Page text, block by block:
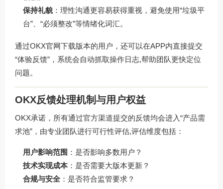
保持礼貌：理性沟通更容易获得重视，避免使用“垃圾平
台”、“必须整改”等情绪化词汇。
通过OKX官网下载版本的用户，还可以在APP内直接提交
“体验反馈”，系统会自动抓取操作日志,帮助团队更快定位
问题。
OKX反馈处理机制与用户权益
OKX承诺，所有通过官方渠道提交的反馈均会进入“产品需
求池”，由专业团队进行可行性评估,评估维度包括：
用户影响范围 ：是否影响多数用户？
技术实现成本：是否需要大版本更新？
合规与安全：是否符合监管要求？